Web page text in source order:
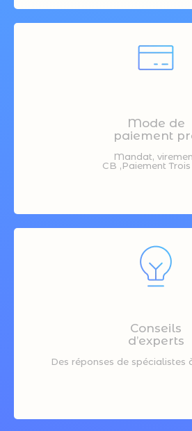
Mode de
paiement
Mandat,
CB ,Paiement
Conseils
d’experts
Des réponses de spécialistes